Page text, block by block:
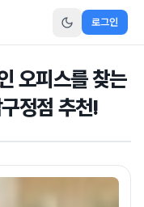
로그인
오피스를 찾는
정점 추천!